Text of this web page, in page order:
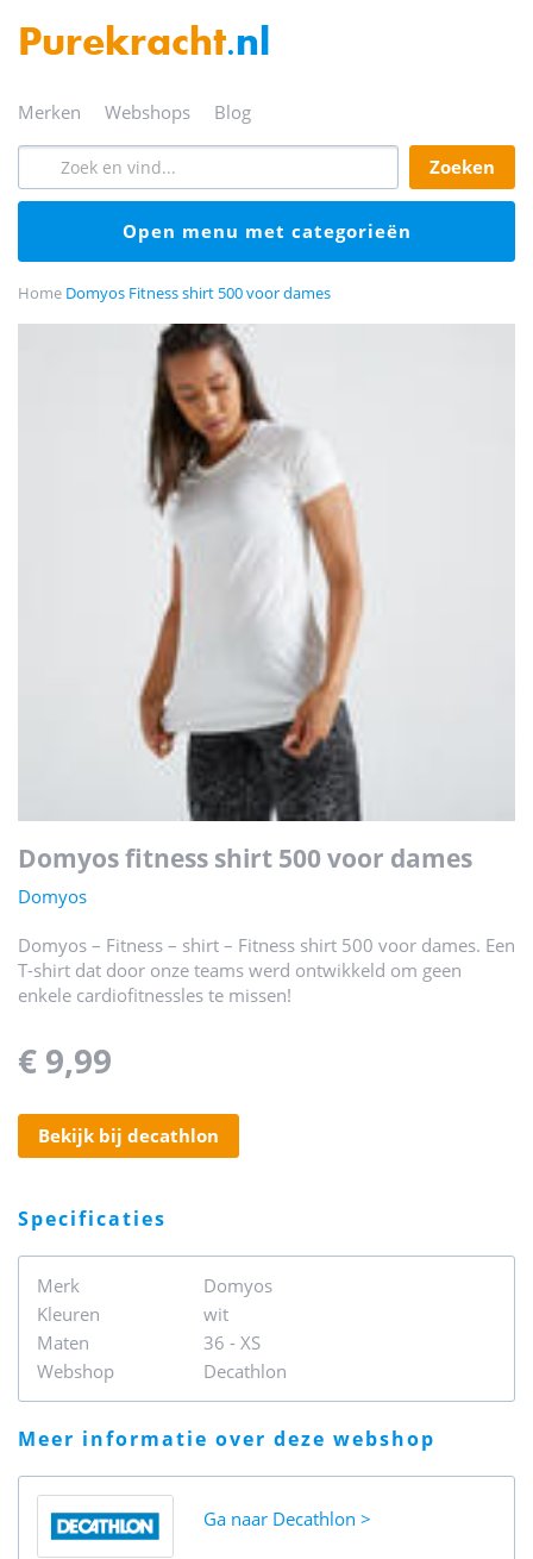
Purekracht.nl
merken webshops blog
zoeken
open menu met categorieën
Home Domyos Fitness shirt 500 voor dames
domyos fitness shirt 500 voor dames
Domyos
Domyos – Fitness – shirt – Fitness shirt 500 voor dames. Een
T-shirt dat door onze teams werd ontwikkeld om geen
enkele cardiofitnessles te missen!
€ 9,99
bekijk bij decathlon
specificaties
Merk
Domyos
Kleuren
wit
Maten
36 - XS
Webshop
Decathlon
meer informatie over deze webshop
Ga naar Decathlon